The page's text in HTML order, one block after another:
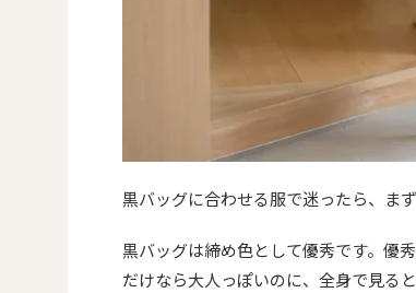
黒バッグに合わせる服で迷ったら、ま
黒バッグは締め色として優秀です。優
だけなら大人っぽいのに、全身で見る